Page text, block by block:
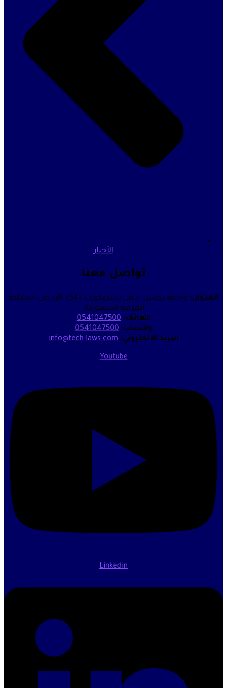
الأخبار
تواصل معنا
العنوان:
واجهة روشن، مبنى سيرفكورب (S4)، الرياض، المملكة
العربية السعودية.
الهاتف:0541047500
واتساب: 0541047500
البريد الالكتروني: info@tech-laws.com
Youtube
Linkedin